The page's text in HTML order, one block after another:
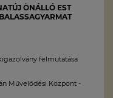
ÖNÁLLÓ EST
felmutatása
Művelődési Központ -